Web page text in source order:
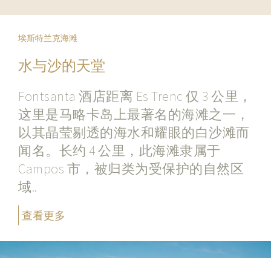
埃斯特兰克海滩
水与沙的天堂
Fontsanta 酒店距离 Es Trenc 仅 3 公里，
这里是马略卡岛上最著名的海滩之一，
以其晶莹剔透的海水和耀眼的白沙滩而
闻名。长约 4 公里，此海滩隶属于
Campos 市，被归类为受保护的自然区
域..
查看更多